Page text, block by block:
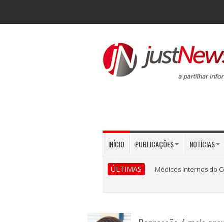
INÍCIO PUBLICAÇÕES NOTÍCIAS
ÚLTIMAS Médicos Internos do